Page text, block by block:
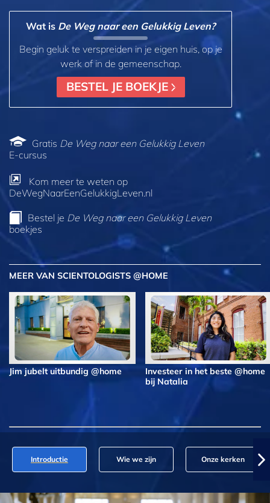
Wat is De Weg naar een Gelukkig Leven?
Begin geluk te verspreiden in je eigen huis, op je
werk of in de gemeenschap.
BESTEL JE BOEKJE
Gratis De Weg naar een Gelukkig Leven
E‑cursus
Kom meer te weten op
DeWegNaarEenGelukkigLeven.nl
Bestel je De Weg naar een Gelukkig Leven
boekjes
MEER VAN SCIENTOLOGISTS @HOME
Jim jubelt uitbundig @home
Investeer in het beste @home
bij Natalia
Introductie Wie we zijn Onze kerken